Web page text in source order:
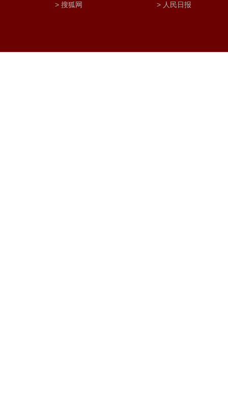
> 搜狐网 > 人民日报